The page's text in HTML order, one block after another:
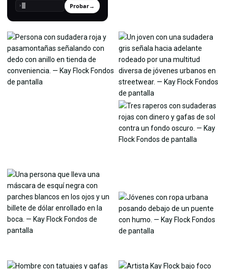
› Probar→